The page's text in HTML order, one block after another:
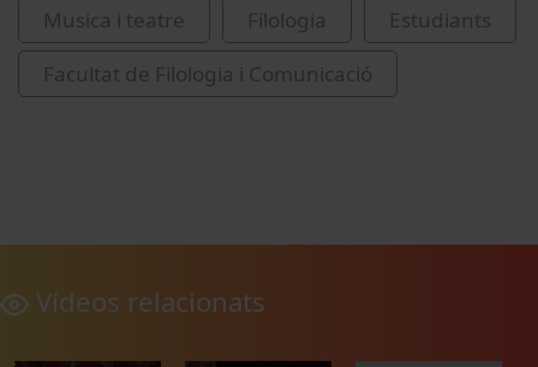
Musica i teatre
Filologia
Estudiants
Facultat de Filologia i Comunicació
Vídeos relacionats